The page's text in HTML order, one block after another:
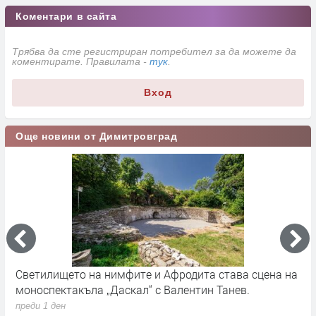
Коментари в сайта
Трябва да сте регистриран потребител за да можете да
коментирате. Правилата - тук.
Вход
Още новини от Димитровград
Светилището на нимфите и Афродита става сцена на
моноспектакъла „Даскал“ с Валентин Танев.
преди 1 ден